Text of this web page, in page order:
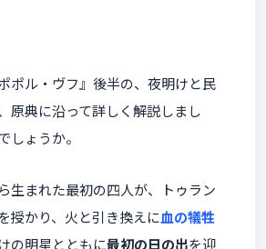
ポル・ヴフ』後半の、夜明けと民
原典に沿って詳しく解説しまし
しょうか。
生まれた最初の四人が、トゥラン
授かり、火と引き換えに血の犠牲
の明星とともに最初の日の出を迎